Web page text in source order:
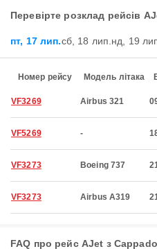
Перевірте розклад рейсів
пт, 17 лип.сб, 18 лип. нд, 19
Номер рейсу Модель літака
VF3269 Airbus 321
VF5269 -
VF3273 Boeing 737
VF3273 Airbus A319
FAQ про рейс AJet з